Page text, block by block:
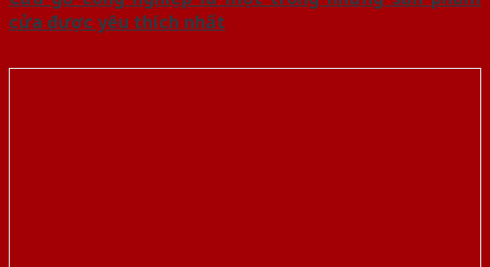
cửa được yêu thích nhất